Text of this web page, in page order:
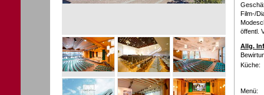
Film-/
öffentl.
Allg.
Küche:
Menü: